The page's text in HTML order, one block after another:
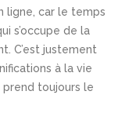
ligne, car le temps
s’occupe de la
C’est justement
à la vie
prend toujours le